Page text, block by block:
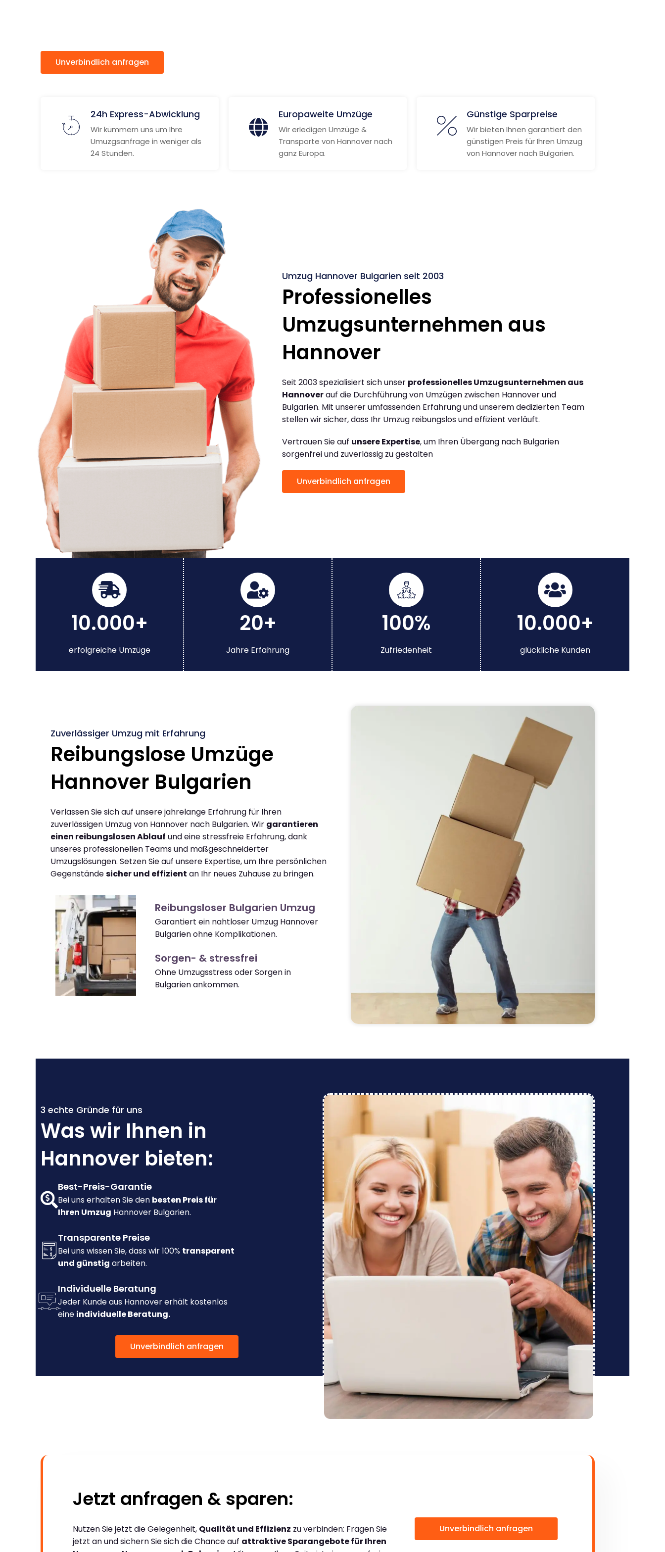
Unverbindlich anfragen
24h Express-Abwicklung
Wir kümmern uns um Ihre
Umuzgsanfrage in weniger als
24 Stunden.
Europaweite Umzüge
Wir erledigen Umzüge &
Transporte von Hannover nach
ganz Europa.
Günstige Sparpreise
Wir bieten Ihnen garantiert den
günstigen Preis für Ihren Umzug
von Hannover nach Bulgarien.
Umzug Hannover Bulgarien seit 2003
Professionelles
Umzugsunternehmen aus
Hannover
Seit 2003 spezialisiert sich unser professionelles Umzugsunternehmen aus
Hannoverauf die Durchführung von Umzügen zwischen Hannover und
Bulgarien. Mit unserer umfassenden Erfahrung und unserem dedizierten Team
stellen wir sicher, dass Ihr Umzug reibungslos und effizient verläuft.
Vertrauen Sie auf unsere Expertise, um Ihren Übergang nach Bulgarien
sorgenfrei und zuverlässig zu gestalten
Unverbindlich anfragen
10.000+
erfolgreiche Umzüge
20+
Jahre Erfahrung
100%
Zufriedenheit
10.000+
glückliche Kunden
Zuverlässiger Umzug mit Erfahrung
Reibungslose Umzüge
Hannover Bulgarien
Verlassen Sie sich auf unsere jahrelange Erfahrung für Ihren
zuverlässigen Umzug von Hannover nach Bulgarien. Wir garantieren
einen reibungslosen Ablauf und eine stressfreie Erfahrung, dank
unseres professionellen Teams und maßgeschneiderter
Umzugslösungen. Setzen Sie auf unsere Expertise, um Ihre persönlichen
Gegenständesicher und effizient an Ihr neues Zuhause zu bringen.
Reibungsloser Bulgarien Umzug
Garantiert ein nahtloser Umzug Hannover
Bulgarien ohne Komplikationen.
Sorgen- & stressfrei
Ohne Umzugsstress oder Sorgen in
Bulgarien ankommen.
3 echte Gründe für uns
Was wir Ihnen in
Hannover bieten:
Best-Preis-Garantie
Bei uns erhalten Sie den besten Preis für
Ihren Umzug Hannover Bulgarien.
Transparente Preise
Bei uns wissen Sie, dass wir 100% transparent
und günstig arbeiten.
Individuelle Beratung
Jeder Kunde aus Hannover erhält kostenlos
eine individuelle Beratung.
Unverbindlich anfragen
Jetzt anfragen & sparen:
Nutzen Sie jetzt die Gelegenheit, Qualität und Effizienz zu verbinden: Fragen Sie
jetzt an und sichern Sie sich die Chance auf attraktive Sparangebote für Ihren
Unverbindlich anfragen